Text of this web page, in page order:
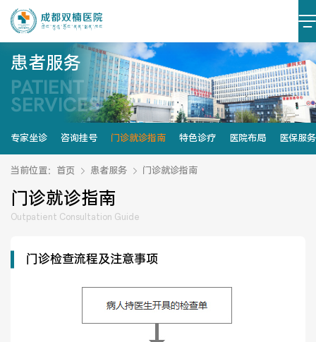
医院简介 医院文化
设施设备 环境照片
大事记
患者服务
PATIENT
SERVICES
专家坐诊 咨询挂号 门诊就诊指南 特色诊疗 医院布局 医保服务
当前位置： 首页 患者服务 门诊就诊指南
门诊就诊指南
Outpatient Consultation Guide
门诊检查流程及注意事项